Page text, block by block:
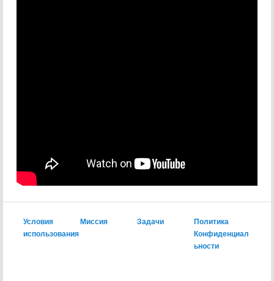
Условия
использования
Миссия Задачи
Политика
Конфиденциал
ьности